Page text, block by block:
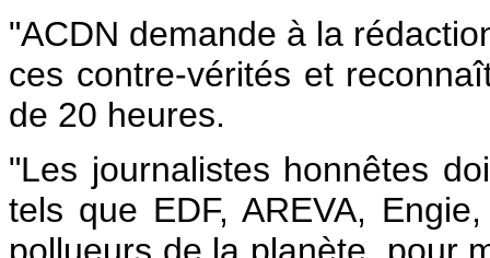
"ACDN demande à la
ces contre-vérités et
de 20 heures.
"Les journalistes honnêtes
tels que EDF, AREVA,